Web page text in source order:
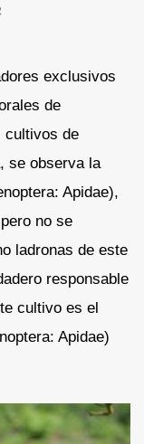
exclusivos
de
cultivos de
se observa la
Apidae),
no se
ladronas de este
responsable
cultivo es el
Apidae)